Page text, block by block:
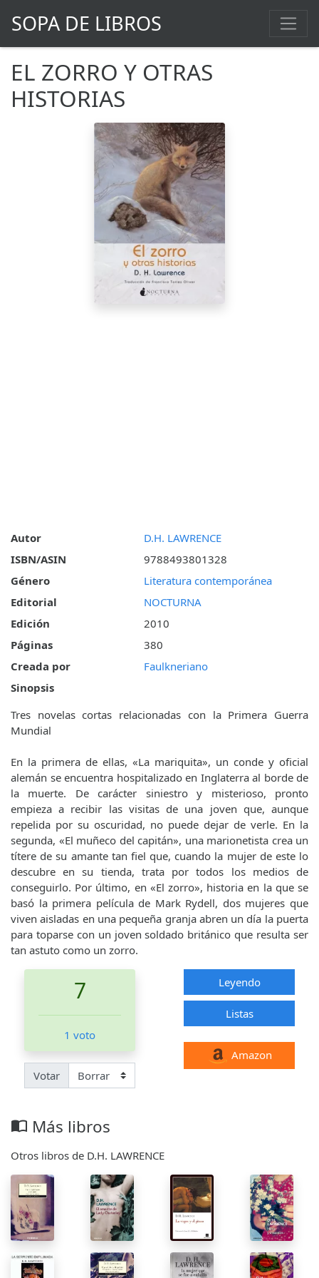
SOPA DE LIBROS
EL ZORRO Y OTRAS
HISTORIAS
Autor
D.H. LAWRENCE
ISBN/ASIN
9788493801328
Género
Literatura contemporánea
Editorial
NOCTURNA
Edición
2010
Páginas
380
Creada por
Faulkneriano
Sinopsis
Tres novelas cortas relacionadas con la Primera Guerra
Mundial
En la primera de ellas, «La mariquita», un conde y oficial
alemán se encuentra hospitalizado en Inglaterra al borde de
la muerte. De carácter siniestro y misterioso, pronto
empieza a recibir las visitas de una joven que, aunque
repelida por su oscuridad, no puede dejar de verle. En la
segunda, «El muñeco del capitán», una marionetista crea un
títere de su amante tan fiel que, cuando la mujer de este lo
descubre en su tienda, trata por todos los medios de
conseguirlo. Por último, en «El zorro», historia en la que se
basó la primera película de Mark Rydell, dos mujeres que
viven aisladas en una pequeña granja abren un día la puerta
para toparse con un joven soldado británico que resulta ser
tan astuto como un zorro.
7
1 voto
Votar
Leyendo
Listas
Amazon
import_contacts Más libros
Otros libros de D.H. LAWRENCE